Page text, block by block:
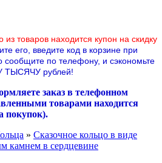
товаров находится купон на скидку
его, введите код в корзине при
сообщите по телефону, и сэкономьте
ТЫСЯЧУ рублей!
заказ в телефонном
товарами находится
покупок).
» Сказочное кольцо в виде
камнем в сердцевине